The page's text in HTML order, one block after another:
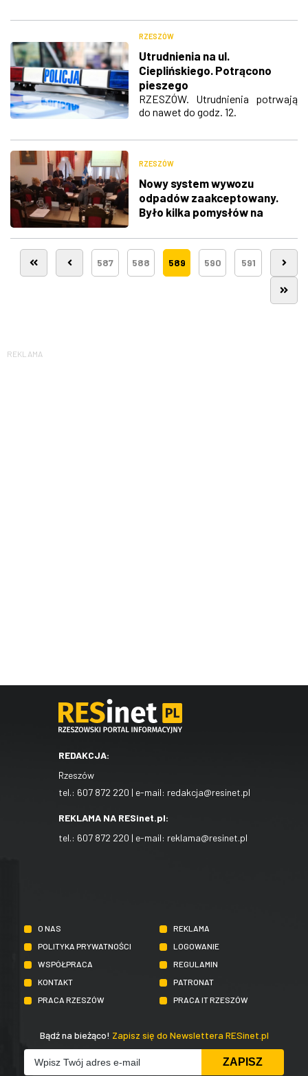
RZESZÓW
Utrudnienia na ul.
Cieplińskiego. Potrącono
pieszego
RZESZÓW. Utrudnienia potrwają
do nawet do godz. 12.
RZESZÓW
Nowy system wywozu
odpadów zaakceptowany.
Było kilka pomysłów na
587 588 589 590 591
REKLAMA
REDAKCJA:
Rzeszów
tel.: 607 872 220 | e-mail: redakcja@resinet.pl
REKLAMA NA RESinet.pl:
tel.: 607 872 220 | e-mail: reklama@resinet.pl
O NAS
REKLAMA
POLITYKA PRYWATNOŚCI
LOGOWANIE
WSPÓŁPRACA
REGULAMIN
KONTAKT
PATRONAT
PRACA RZESZÓW
PRACA IT RZESZÓW
Bądź na bieżąco! Zapisz się do Newslettera RESinet.pl